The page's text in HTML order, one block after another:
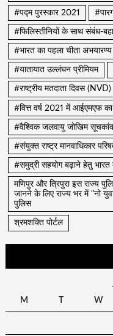
#पद्म पुरस्कार 2021
#फिलिस्तीनियों के साथ संबंध-
#भारत का पहला चीता अभयारण्य
#यातायात उल्लंघन प्रीमियम
#राष्ट्रीय मतदाता दिवस (NVD)
#वित्त वर्ष 2021 में आईएमएफ
#वैश्विक जलवायु जोखिम
#संयुक्त राष्ट्र मानवाधिकार
#समुद्री सहयोग बढ़ाने हेतु
मणिपुर और त्रिपुरा इस राज्य
जानने के लिए राज्य भर में "नो
पुलिस
श्रमशक्ति पोर्टल
M
W